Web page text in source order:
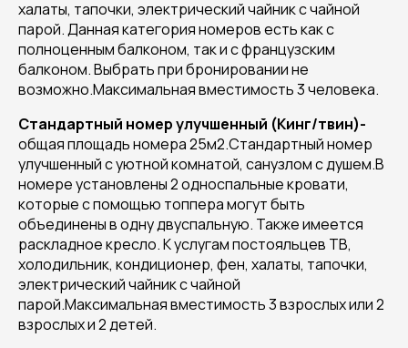
халаты, тапочки, электрический чайник с чайной
парой. Данная категория номеров есть как с
полноценным балконом, так и с французским
балконом. Выбрать при бронировании не
возможно.Максимальная вместимость 3 человека.
Стандартный номер улучшенный (Кинг/твин)-
общая площадь номера 25м2.Стандартный номер
улучшенный с уютной комнатой, санузлом с душем.В
номере установлены 2 односпальные кровати,
которые с помощью топпера могут быть
объединены в одну двуспальную. Также имеется
раскладное кресло. К услугам постояльцев ТВ,
холодильник, кондиционер, фен, халаты, тапочки,
электрический чайник с чайной
парой.Максимальная вместимость 3 взрослых или 2
взрослых и 2 детей.